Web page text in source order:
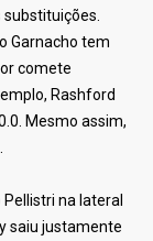
substituições.
Garnacho tem
comete
Rashford
Mesmo assim,
Pellistri na lateral
saiu justamente